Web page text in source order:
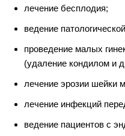
лечение бесплодия;
ведение
проведение малых
(удаление кондилом и
лечение эрозии шейки
лечение инфекций
ведение пациентов с